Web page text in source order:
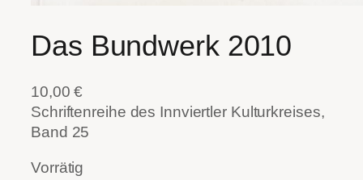
Das Bundwerk 2010
10,00€
Schriftenreihe des Innviertler Kulturkreises,
Band 25
Vorrätig